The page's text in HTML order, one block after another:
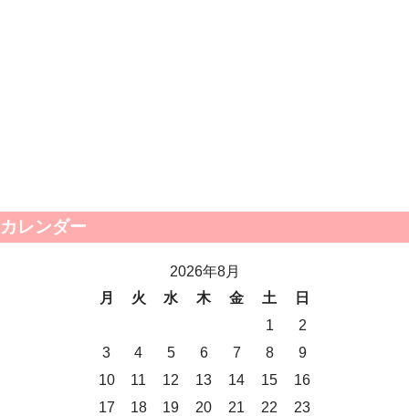
カレンダー
2026年8月
月
火 水 木 金 土
日
1
2
3
4 5 6 7 8
9
10
11 12 13 14 15
16
17
18 19 20 21 22
23